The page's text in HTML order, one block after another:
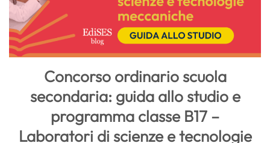
Concorso ordinario scuola
secondaria: guida allo studio e
programma classe B17 –
Laboratori di scienze e tecnologie